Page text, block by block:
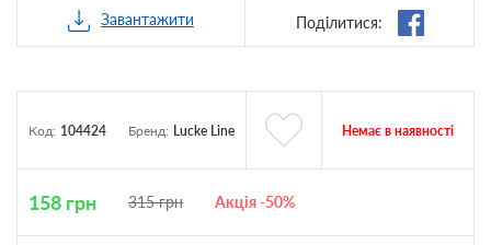
Завантажити Поділитися:
Код: 104424 Бренд: Lucke Line Немає в наявності
158 грн 315грн Акція -50%